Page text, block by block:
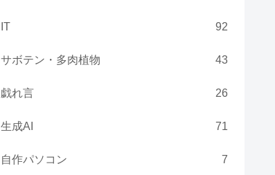
IT 92
サボテン・多肉植物 43
戯れ言 26
生成AI 71
自作パソコン 7